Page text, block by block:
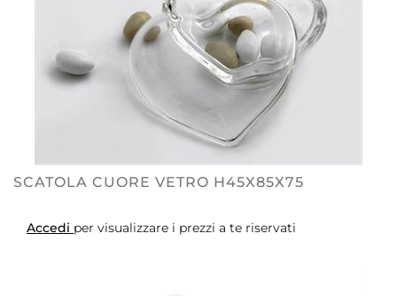
SCATOLA CUORE VETRO H45X85X75
Accedi per visualizzare i prezzi a te riservati